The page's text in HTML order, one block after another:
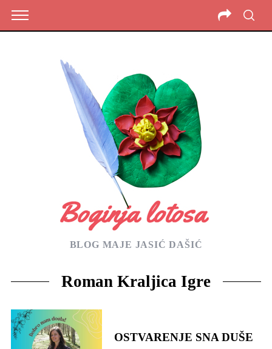
BLOG MAJE JASIĆ DAŠIĆ
Roman Kraljica Igre
OSTVARENJE SNA DUŠE